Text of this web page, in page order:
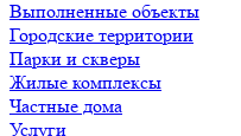
Выполненные объекты
Городские территории
Парки и скверы
Жилые комплексы
Частные дома
Услуги